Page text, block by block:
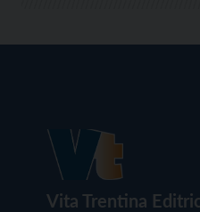
Vita Trentina